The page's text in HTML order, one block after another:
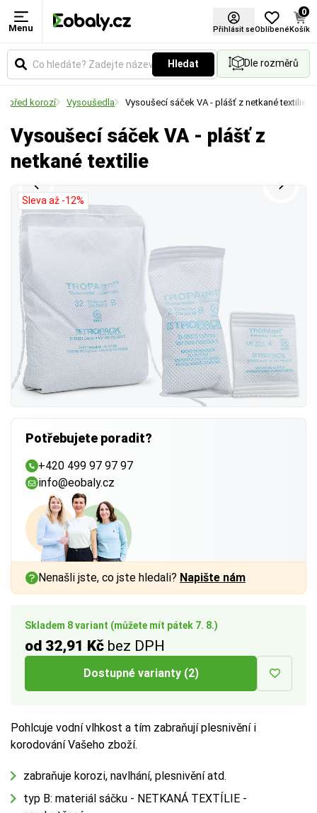
Menu Přihlásit seOblíbené
0
Košík
Hledat Dle rozměrů
před korozí Vysoušedla Vysoušecí sáček VA - plášť z netkané textilie
Vysoušecí sáček VA - plášť z
netkané textilie
Skladem 8 variant (můžete mít pátek 7. 8.)
od 32,91 Kč bez DPH
Dostupné varianty (2)
Pohlcuje vodní vlhkost a tím zabraňují plesnivění i
korodování Vašeho zboží.
zabraňuje korozi, navlhání, plesnivění atd.
typ B: materiál sáčku - NETKANÁ TEXTÍLIE -
Potřebujete poradit?
+420 499 97 97 97
info@eobaly.cz
Nenašli jste, co jste hledali? Napište nám
Sleva až -12%
Rozměry
Udává vnější půdorysné rozměry palety v
nebo kontejnerový), což je klíčové pro plánování
ložné plochy a přepravu.
Provedení
Označuje specifickou úpravu, strukturu nebo
povrchovou texturu či sníženou hlučnost).